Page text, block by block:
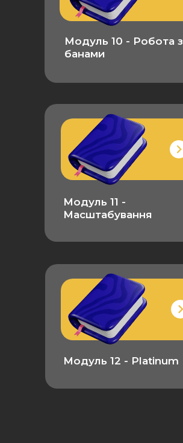
Модуль 10 - Робота з
банами
Модуль 11 -
Масштабування
Модуль 12 - Platinum